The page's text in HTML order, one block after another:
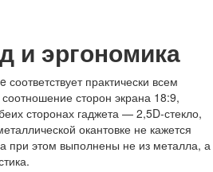
и эргономика
практически всем
сторон экрана 18:9,
сторонах гаджета — 2,5D-стекло,
окантовке не кажется
при этом выполнены не из металла, а